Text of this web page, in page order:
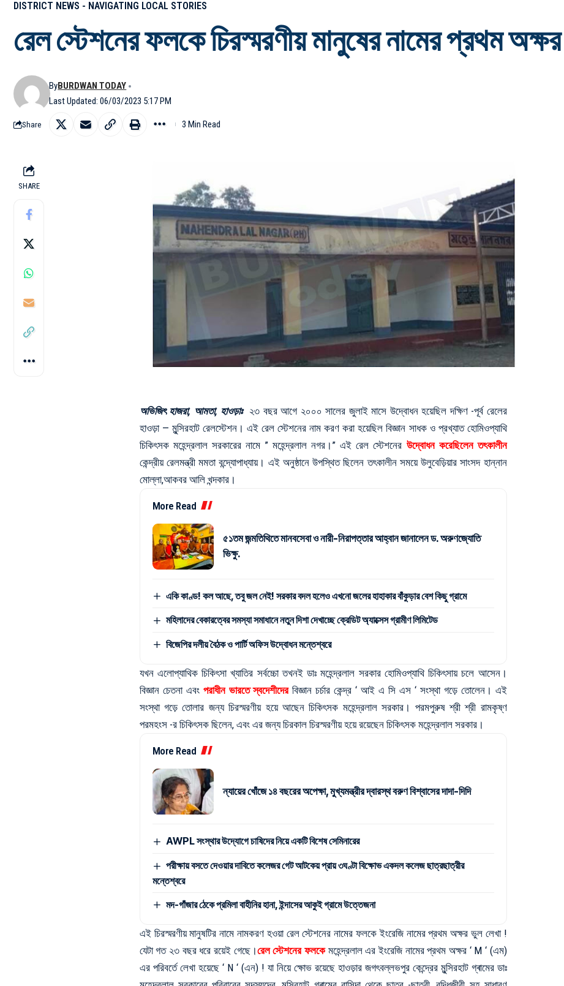
DISTRICT NEWS - NAVIGATING LOCAL STORIES
রেল স্টেশনের ফলকে চিরস্মরণীয় মানুষের নামের প্রথম
Last Updated: 06/03/2023 5:17 PM
ByBURDWAN TODAY
Share 3 Min Read
SHARE
অভিজিৎ হাজরা, আমতা, হাওড়াঃ ২৩ বছর আগে ২০০০ সালের জুলাই মাসে উদ্বোধন হয়েছিল দক্ষিণ -পূর্ব রেলের
হাওড়া — মুন্সিরহাট রেলস্টেশন। এই রেল স্টেশনের নাম করণ করা হয়েছিল বিজ্ঞান সাধক ও প্রখ্যাত হোমিওপ্যাথি
চিকিৎসক মহেন্দ্রলাল সরকারের নামে ” মহেন্দ্রলাল নগর।” এই রেল স্টেশনের উদ্বোধন করেছিলেন তৎকালীন
কেন্দ্রীয় রেলমন্ত্রী মমতা বন্দ্যোপাধ্যায়। এই অনুষ্ঠানে উপস্থিত ছিলেন তৎকালীন সময়ে উলুবেড়িয়ার সাংসদ হান্নান
মোল্লা,আকবর আলি খন্দকার।
More Read
৫১তম জন্মতিথিতে মানবসেবা ও নারী-নিরাপত্তার আহ্বান জানালেন ড. অরুণজ্যোতি
ভিক্ষু.
একি কাণ্ড! কল আছে, তবু জল নেই! সরকার বদল হলেও এখনো জলের হাহাকার বাঁকুড়ার বেশ কিছু গ্রামে
মহিলাদের বেকারত্বের সমস্যা সমাধানে নতুন দিশা দেখাচ্ছে ক্রেডিট অ্যাক্সেস গ্রামীণ লিমিটেড
বিজেপির দলীয় বৈঠক ও পার্টি অফিস উদ্বোধন মন্তেশ্বরে
যখন এলোপ্যাথিক চিকিৎসা খ্যাতির সর্বচ্চো তখনই ডাঃ মহেন্দ্রলাল সরকার হোমিওপ্যাথি চিকিৎসায় চলে আসেন।
বিজ্ঞান চেতনা এবং পরাধীন ভারতে স্বদেশীদেরবিজ্ঞান চর্চার কেন্দ্র ‘ আই এ সি এস ‘ সংস্থা গড়ে তোলেন। এই
সংস্থা গড়ে তোলার জন্য চিরস্মরণীয় হয়ে আছেন চিকিৎসক মহেন্দ্রলাল সরকার। পরমপুরুষ শ্রী শ্রী রামকৃষ্ণ
পরমহংস -র চিকিৎসক ছিলেন, এবং এর জন্য চিরকাল চিরস্মরণীয় হয়ে রয়েছেন চিকিৎসক মহেন্দ্রলাল সরকার।
More Read
ন্যায়ের খোঁজে ১৪ বছরের অপেক্ষা, মুখ্যমন্ত্রীর দ্বারস্থ বরুণ বিশ্বাসের দাদা-দিদি
AWPL সংস্থার উদ্যোগে চাষিদের নিয়ে একটি বিশেষ সেমিনারের
পরীক্ষায় বসতে দেওয়ার দাবিতে কলেজর গেট আটকেয় প্রায় ৩ঘণ্টা বিক্ষোভ একদল কলেজ ছাত্রছাত্রীর
মন্তেশ্বরে
মদ-গাঁজার ঠেকে প্রমিলা বাহীনির হানা, ইন্দাসের আকুই গ্রামে উত্তেজনা
এই চিরস্মরণীয় মানুষটির নামে নামকরণ হওয়া রেল স্টেশনের নামের ফলকে ইংরেজি নামের প্রথম অক্ষর ভুল লেখা !
যেটা গত ২৩ বছর ধরে রয়েই গেছে।রেল স্টেশনের ফলকে মহেন্দ্রলাল এর ইংরেজি নামের প্রথম অক্ষর ‘ M ‘ (এম)
এর পরিবর্তে লেখা হয়েছে ‘ N ‘ (এন) ! যা নিয়ে ক্ষোভ রয়েছে হাওড়ার জগৎবল্লভপুর কেন্দ্রের মুন্সিরহাট গ্ৰামের ডাঃ